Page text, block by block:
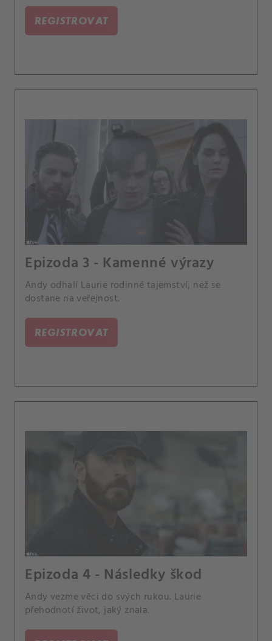
REGISTROVAT
Epizoda 3 - Kamenné výrazy
Andy odhalí Laurie rodinné tajemství, než se
dostane na veřejnost.
REGISTROVAT
Epizoda 4 - Následky škod
Andy vezme věci do svých rukou. Laurie
přehodnotí život, jaký znala.